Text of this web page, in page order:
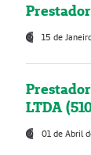
Prestador
15 de
LTDA
01 de Abril